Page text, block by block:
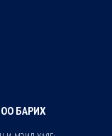
БАРИХ